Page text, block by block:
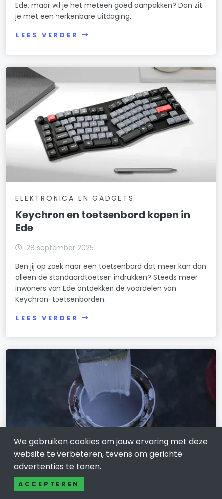
Ede, maar wil je het meteen goed aanpakken? Dan zit
je met een herkenbare uitdaging.
LEES VERDER
ELEKTRONICA EN GADGETS
Keychron en toetsenbord kopen in
Ede
28 september 2025
Ben jij op zoek naar een toetsenbord dat meer kan dan
alleen de standaardtoetsen indrukken? Steeds meer
inwoners van Ede ontdekken de voordelen van
Keychron-toetsenborden.
LEES VERDER
WONEN, HUIS EN TUIN
We gebruiken cookies om jouw ervaring met deze
website te verbeteren, tevens om gerichte
advertenties te tonen.
ACCEPTEREN